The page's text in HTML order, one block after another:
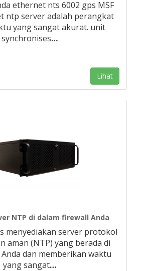
ethernet nts 6002 gps MSF
ntp server adalah perangkat
yang sangat akurat. unit
synchronises…
Lihat
NTP di dalam firewall Anda
menyediakan server protokol
aman (NTP) yang berada di
dan memberikan waktu
yang sangat…